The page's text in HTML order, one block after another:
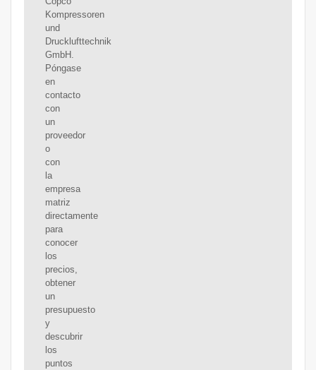
Kompressoren
und
Drucklufttechnik
GmbH.
Póngase
en
contacto
con
un
proveedor
o
con
la
empresa
matriz
directamente
para
conocer
los
precios,
obtener
un
presupuesto
y
descubrir
los
puntos